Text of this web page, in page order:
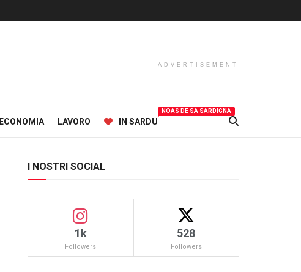
ADVERTISEMENT
ECONOMIA LAVORO IN SARDU
NOAS DE SA SARDIGNA
I NOSTRI SOCIAL
1k
Followers
528
Followers